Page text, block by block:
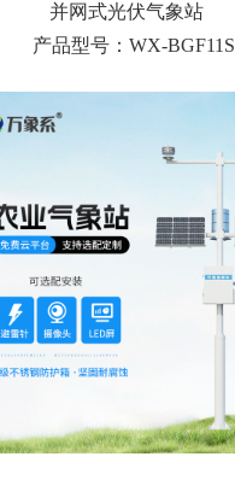
并网式光伏气象站
产品型号：WX-BGF11S